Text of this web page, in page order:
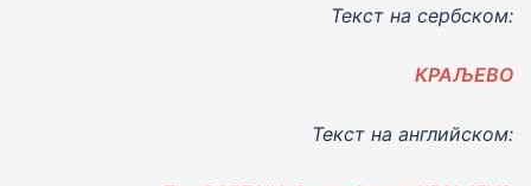
Текст на сербском:
КРАЉЕВО
Текст на английском: